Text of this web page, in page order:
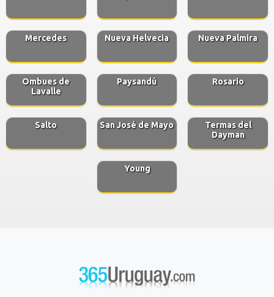
Mercedes Nueva Helvecia Nueva Palmira
Ombues de
Lavalle
Paysandú Rosario
Salto San José de Mayo
Termas del
Dayman
Young